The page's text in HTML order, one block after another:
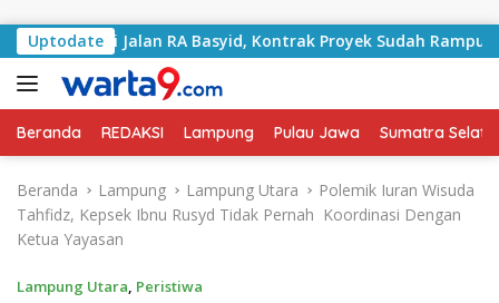
Uptodate
Jalan RA Basyid, Kontrak Proyek Sudah Rampung
Beranda REDAKSI Lampung Pulau Jawa Sumatra
Beranda Lampung Lampung Utara
Polemik Iuran Wisuda
Tahfidz, Kepsek Ibnu Rusyd Tidak Pernah Koordinasi Dengan
Ketua Yayasan
Lampung Utara, Peristiwa